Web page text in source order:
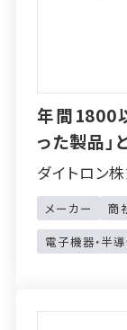
年間1800
った製品」
ダイトロン
メーカー 商
電子機器・半